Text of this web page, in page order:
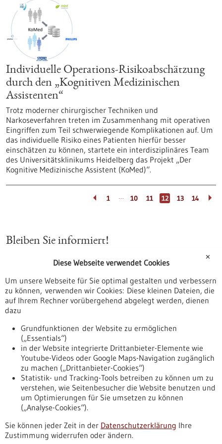
Individuelle Operations-Risikoabschätzung
durch den „Kognitiven Medizinischen
Assistenten“
Trotz moderner chirurgischer Techniken und
Narkoseverfahren treten im Zusammenhang mit operativen
Eingriffen zum Teil schwerwiegende Komplikationen auf. Um
das individuelle Risiko eines Patienten hierfür besser
einschätzen zu können, startete ein interdisziplinäres Team
des Universitätsklinikums Heidelberg das Projekt „Der
Kognitive Medizinische Assistent (KoMed)“.
1 … 10 11 12 13 14
Bleiben Sie informiert!
Newsletter
Wir informieren Sie zu den Themen rund um die
Gesundheitsindustrie sowie Start-ups und Innovation in Baden-
Württemberg. Mit einer Übersicht über die Artikel aus unserem
Portal und ausgewählte Pressemitteilungen halten wir Sie auf
dem Laufenden. Außerdem finden Sie im Newsletter Hinweise
auf Veranstaltungen und Förderprogramme.
Nach oben
Informiert bleiben
✕
Diese Webseite verwendet Cookies
Um unsere Webseite für Sie optimal gestalten und verbessern
zu können, verwenden wir Cookies: Diese kleinen Dateien, die
auf Ihrem Rechner vorübergehend abgelegt werden, dienen
dazu
Grundfunktionen der Website zu ermöglichen
(„Essentials“)
in der Website integrierte Drittanbieter-Elemente wie
Youtube-Videos oder Google Maps-Navigation zugänglich
zu machen („Drittanbieter-Cookies“)
Statistik- und Tracking-Tools betreiben zu können um zu
verstehen, wie Seitenbesucher die Website benutzen und
um Optimierungen für Sie umsetzen zu können
(„Analyse-Cookies“).
Sie können jeder Zeit in der Datenschutzerklärung Ihre
Zustimmung widerrufen oder ändern.